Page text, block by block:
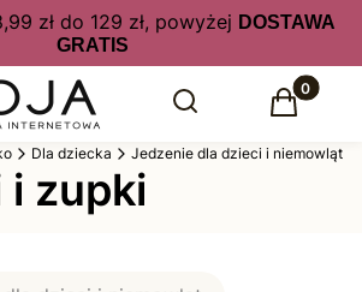
zł do 129 zł, powyżej DOSTAWA
GRATIS
Otwórz wyszukiwarkę
Szukaj Produkty
Koszyk
Dla dziecka Jedzenie dla dzieci i niemowląt
i zupki